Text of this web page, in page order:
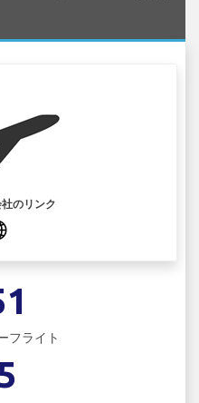
のリンク
フライト